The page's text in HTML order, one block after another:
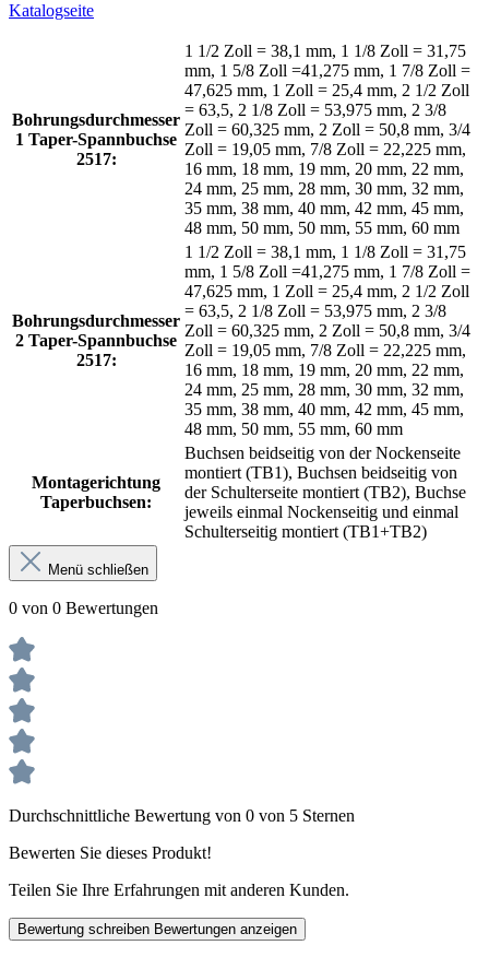
Katalogseite
Bohrungsdurchmesser
1 Taper-Spannbuchse
2517:
1 1/2 Zoll = 38,1 mm, 1 1/8 Zoll = 31,75
mm, 1 5/8 Zoll =41,275 mm, 1 7/8 Zoll =
47,625 mm, 1 Zoll = 25,4 mm, 2 1/2 Zoll
= 63,5, 2 1/8 Zoll = 53,975 mm, 2 3/8
Zoll = 60,325 mm, 2 Zoll = 50,8 mm, 3/4
Zoll = 19,05 mm, 7/8 Zoll = 22,225 mm,
16 mm, 18 mm, 19 mm, 20 mm, 22 mm,
24 mm, 25 mm, 28 mm, 30 mm, 32 mm,
35 mm, 38 mm, 40 mm, 42 mm, 45 mm,
48 mm, 50 mm, 50 mm, 55 mm, 60 mm
Bohrungsdurchmesser
2 Taper-Spannbuchse
2517:
1 1/2 Zoll = 38,1 mm, 1 1/8 Zoll = 31,75
mm, 1 5/8 Zoll =41,275 mm, 1 7/8 Zoll =
47,625 mm, 1 Zoll = 25,4 mm, 2 1/2 Zoll
= 63,5, 2 1/8 Zoll = 53,975 mm, 2 3/8
Zoll = 60,325 mm, 2 Zoll = 50,8 mm, 3/4
Zoll = 19,05 mm, 7/8 Zoll = 22,225 mm,
16 mm, 18 mm, 19 mm, 20 mm, 22 mm,
24 mm, 25 mm, 28 mm, 30 mm, 32 mm,
35 mm, 38 mm, 40 mm, 42 mm, 45 mm,
48 mm, 50 mm, 55 mm, 60 mm
Montagerichtung
Taperbuchsen:
Buchsen beidseitig von der Nockenseite
montiert (TB1), Buchsen beidseitig von
der Schulterseite montiert (TB2), Buchse
jeweils einmal Nockenseitig und einmal
Schulterseitig montiert (TB1+TB2)
Menü schließen
0 von 0 Bewertungen
Durchschnittliche Bewertung von 0 von 5 Sternen
Bewerten Sie dieses Produkt!
Teilen Sie Ihre Erfahrungen mit anderen Kunden.
Bewertung schreiben Bewertungen anzeigen